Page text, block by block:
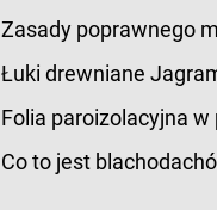
Zasady poprawnego
Łuki drewniane
Folia paroizolacyjna
Co to jest